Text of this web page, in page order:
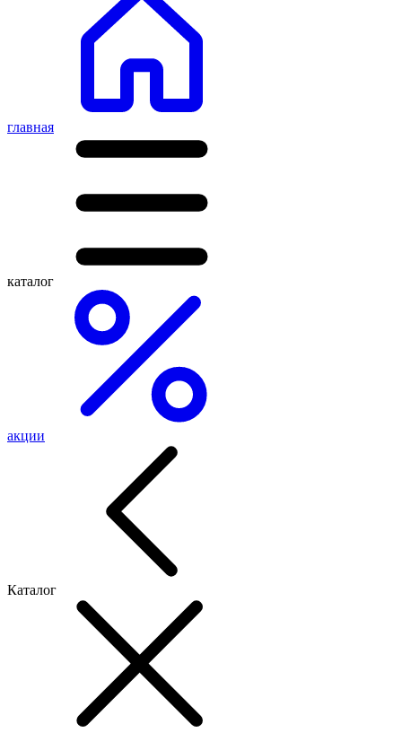
главная
каталог
акции
Каталог